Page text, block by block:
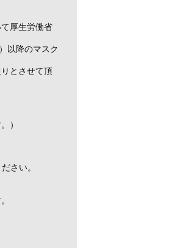
厚生労働省
以降のマスク
とさせて頂
）
さい。